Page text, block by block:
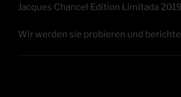
Jac­ques Chan­cel Edi­ti­on Limi­ta­da 2019
Wir wer­den sie pro­bie­ren und